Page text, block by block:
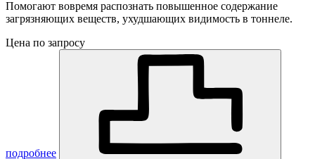
Помогают вовремя распознать повышенное содержание
загрязняющих веществ, ухудшающих видимость в тоннеле.
Цена по запросу
подробнее